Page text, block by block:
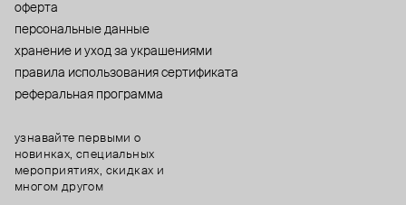
оферта
персональные данные
хранение и уход за украшениями
правила использования сертификата
реферальная программа
узнавайте первыми о
новинках, специальных
мероприятиях, скидках и
многом другом